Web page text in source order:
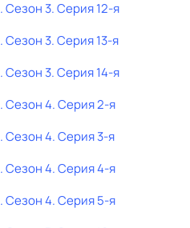
. Сезон 3. Серия 12-я
. Сезон 3. Серия 13-я
. Сезон 3. Серия 14-я
. Сезон 4. Серия 2-я
. Сезон 4. Серия 3-я
. Сезон 4. Серия 4-я
. Сезон 4. Серия 5-я